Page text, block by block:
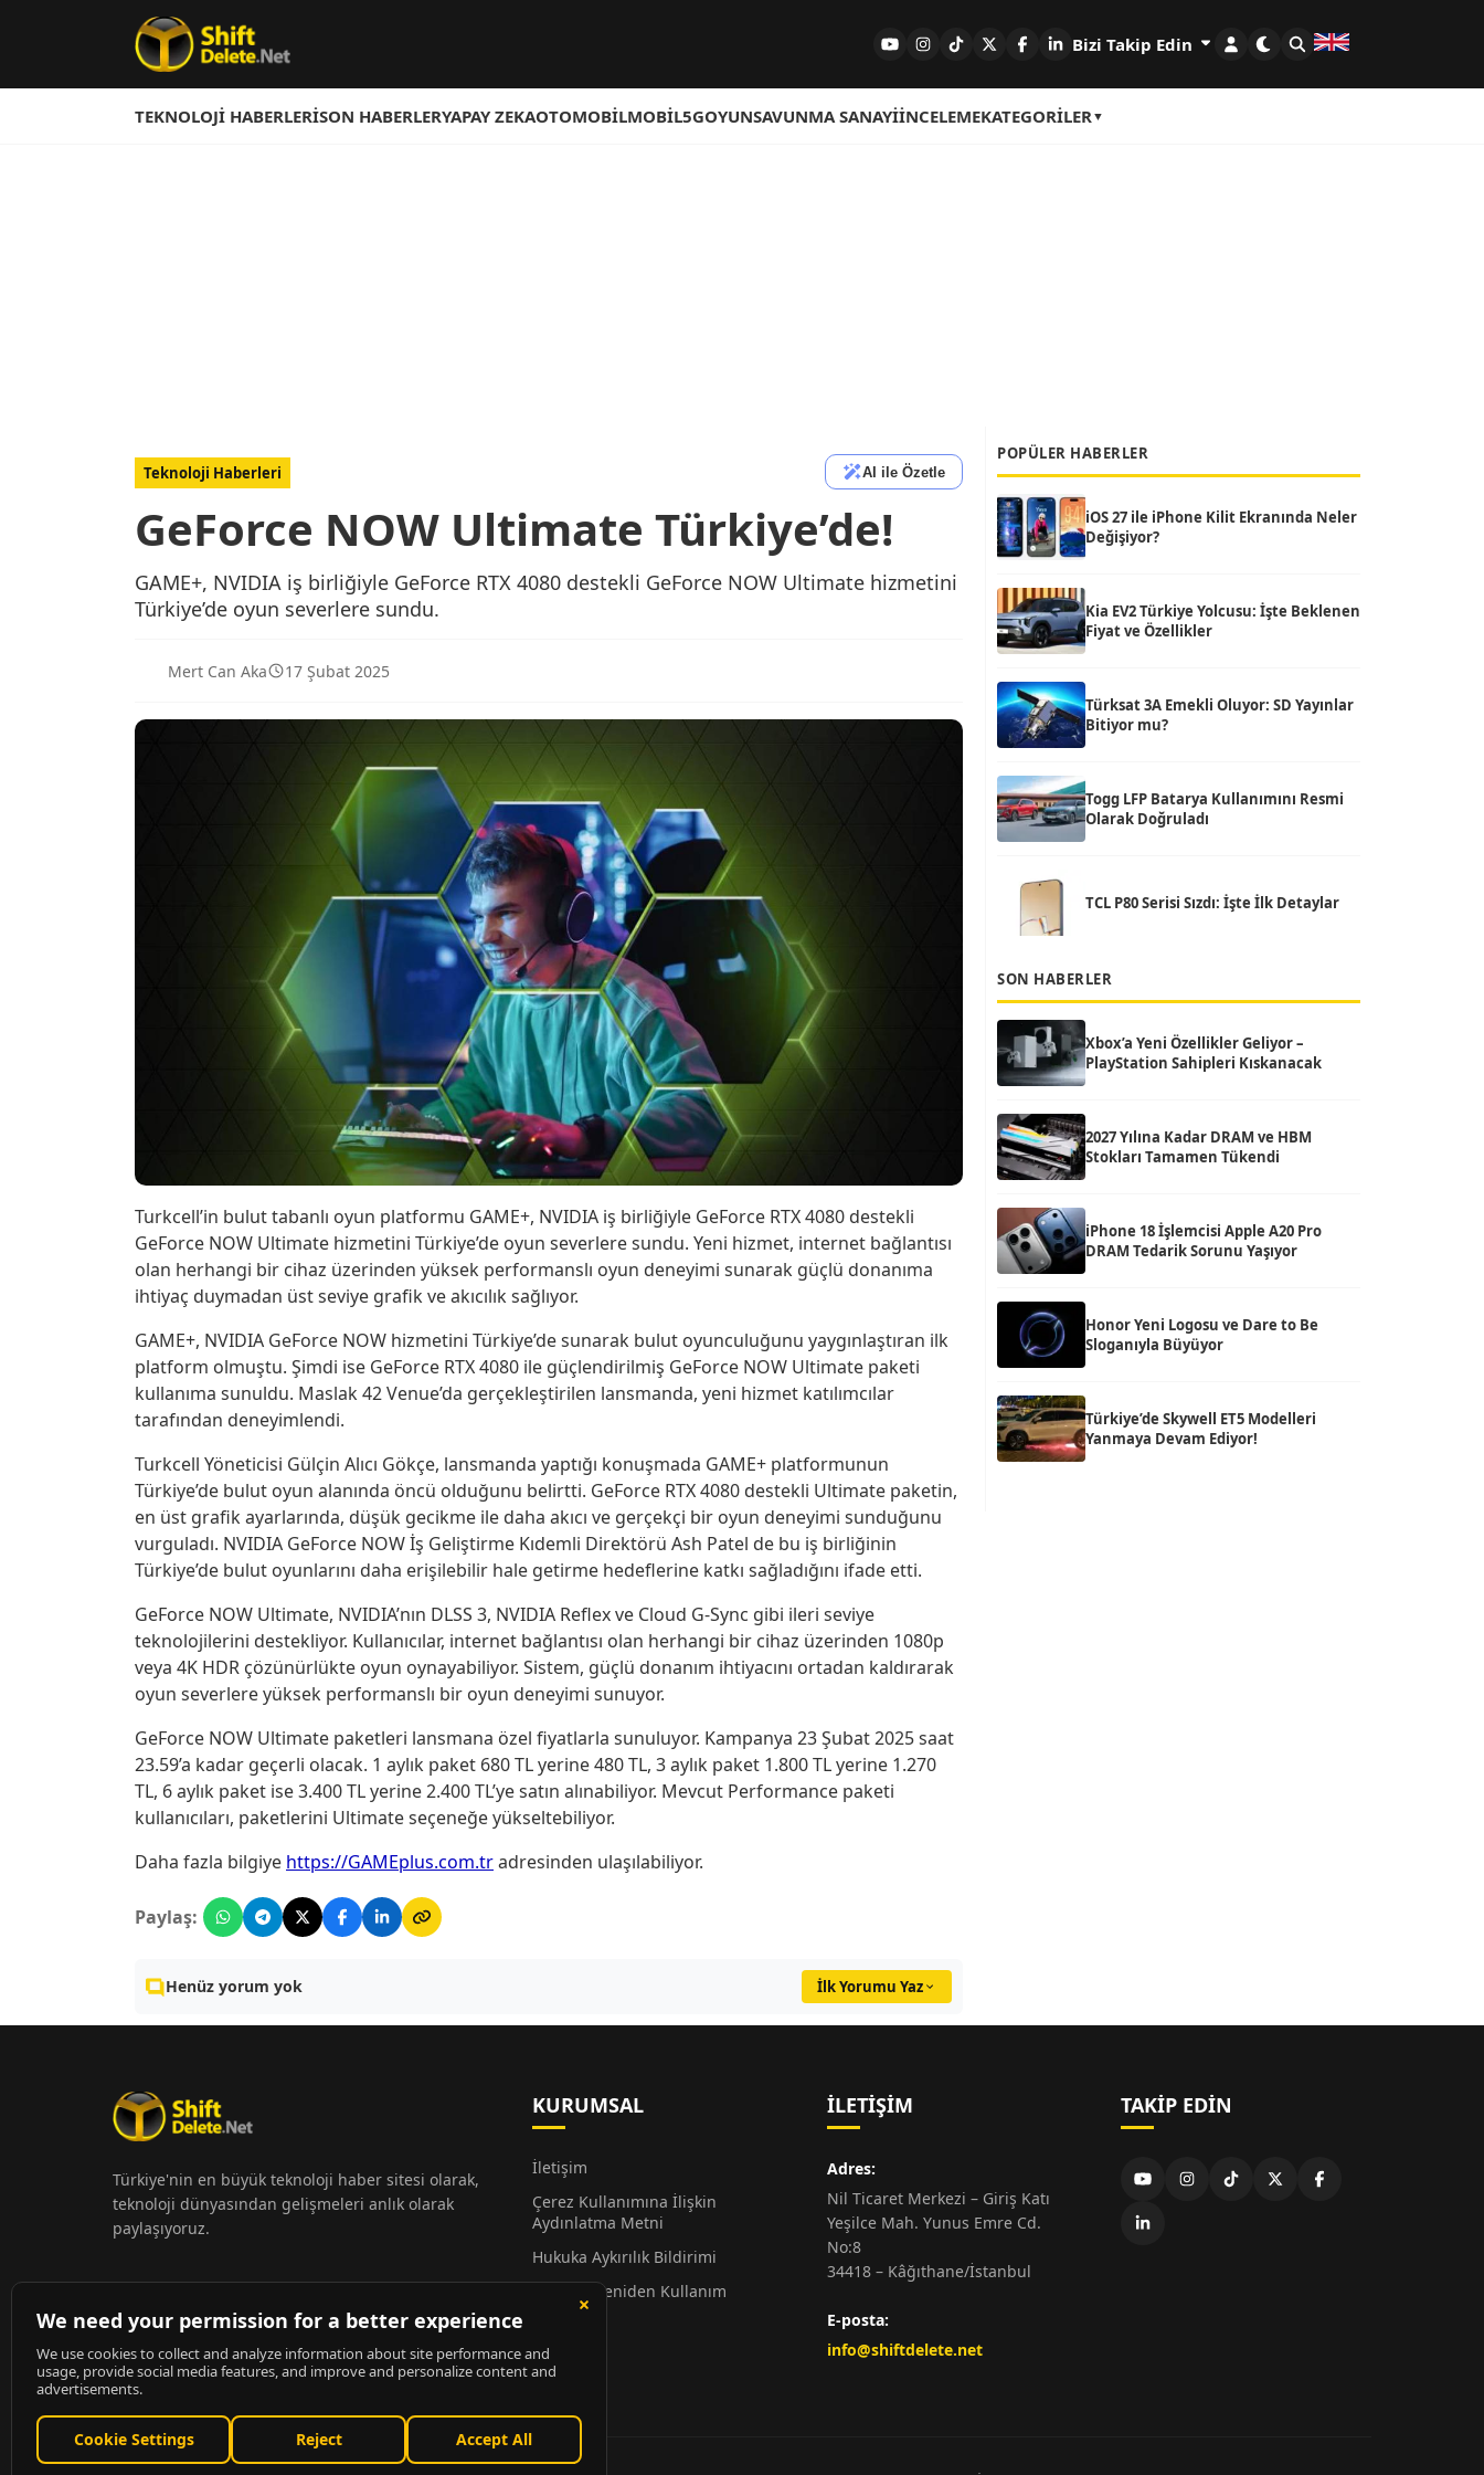
Bizi Takip Edin
TEKNOLOJI HABERLERISON HABERLERYAPAY ZEKAOTOMOBILMOBIL5GOYUNSAVUNMA SANAYIİNCELEMEKATEGORILER
Teknoloji Haberleri AI ile Özetle
GeForce NOW Ultimate Türkiye’de!
GAME+, NVIDIA iş birliğiyle GeForce RTX 4080 destekli GeForce NOW Ultimate hizmetini
Türkiye’de oyun severlere sundu.
Mert Can Aka 17 Şubat 2025
Turkcell’in bulut tabanlı oyun platformu GAME+, NVIDIA iş birliğiyle GeForce RTX 4080 destekli
GeForce NOW Ultimate hizmetini Türkiye’de oyun severlere sundu. Yeni hizmet, internet bağlantısı
olan herhangi bir cihaz üzerinden yüksek performanslı oyun deneyimi sunarak güçlü donanıma
ihtiyaç duymadan üst seviye grafik ve akıcılık sağlıyor.
GAME+, NVIDIA GeForce NOW hizmetini Türkiye’de sunarak bulut oyunculuğunu yaygınlaştıran ilk
platform olmuştu. Şimdi ise GeForce RTX 4080 ile güçlendirilmiş GeForce NOW Ultimate paketi
kullanıma sunuldu. Maslak 42 Venue’da gerçekleştirilen lansmanda, yeni hizmet katılımcılar
tarafından deneyimlendi.
Turkcell Yöneticisi Gülçin Alıcı Gökçe, lansmanda yaptığı konuşmada GAME+ platformunun
Türkiye’de bulut oyun alanında öncü olduğunu belirtti. GeForce RTX 4080 destekli Ultimate paketin,
en üst grafik ayarlarında, düşük gecikme ile daha akıcı ve gerçekçi bir oyun deneyimi sunduğunu
vurguladı. NVIDIA GeForce NOW İş Geliştirme Kıdemli Direktörü Ash Patel de bu iş birliğinin
Türkiye’de bulut oyunlarını daha erişilebilir hale getirme hedeflerine katkı sağladığını ifade etti.
GeForce NOW Ultimate, NVIDIA’nın DLSS 3, NVIDIA Reflex ve Cloud G-Sync gibi ileri seviye
teknolojilerini destekliyor. Kullanıcılar, internet bağlantısı olan herhangi bir cihaz üzerinden 1080p
veya 4K HDR çözünürlükte oyun oynayabiliyor. Sistem, güçlü donanım ihtiyacını ortadan kaldırarak
oyun severlere yüksek performanslı bir oyun deneyimi sunuyor.
GeForce NOW Ultimate paketleri lansmana özel fiyatlarla sunuluyor. Kampanya 23 Şubat 2025 saat
23.59’a kadar geçerli olacak. 1 aylık paket 680 TL yerine 480 TL, 3 aylık paket 1.800 TL yerine 1.270
TL, 6 aylık paket ise 3.400 TL yerine 2.400 TL’ye satın alınabiliyor. Mevcut Performance paketi
kullanıcıları, paketlerini Ultimate seçeneğe yükseltebiliyor.
Daha fazla bilgiye https://GAMEplus.com.tradresinden ulaşılabiliyor.
Paylaş:
Henüz yorum yok İlk Yorumu Yaz
POPÜLER HABERLER
iOS 27 ile iPhone Kilit Ekranında Neler
Değişiyor?
Kia EV2 Türkiye Yolcusu: İşte Beklenen
Fiyat ve Özellikler
Türksat 3A Emekli Oluyor: SD Yayınlar
Bitiyor mu?
Togg LFP Batarya Kullanımını Resmi
Olarak Doğruladı
TCL P80 Serisi Sızdı: İşte İlk Detaylar
SON HABERLER
Xbox’a Yeni Özellikler Geliyor –
PlayStation Sahipleri Kıskanacak
2027 Yılına Kadar DRAM ve HBM
Stokları Tamamen Tükendi
iPhone 18 İşlemcisi Apple A20 Pro
DRAM Tedarik Sorunu Yaşıyor
Honor Yeni Logosu ve Dare to Be
Sloganıyla Büyüyor
Türkiye’de Skywell ET5 Modelleri
Yanmaya Devam Ediyor!
Türkiye'nin en büyük teknoloji haber sitesi olarak,
teknoloji dünyasından gelişmeleri anlık olarak
paylaşıyoruz.
KURUMSAL
İletişim
Çerez Kullanımına İlişkin
Aydınlatma Metni
Hukuka Aykırılık Bildirimi
Alıntı ve Yeniden Kullanım
Hakkında
Künye
İLETIŞIM
Adres:
Nil Ticaret Merkezi – Giriş Katı
Yeşilce Mah. Yunus Emre Cd.
No:8
34418 – Kâğıthane/İstanbul
E-posta:
info@shiftdelete.net
TAKIP EDIN